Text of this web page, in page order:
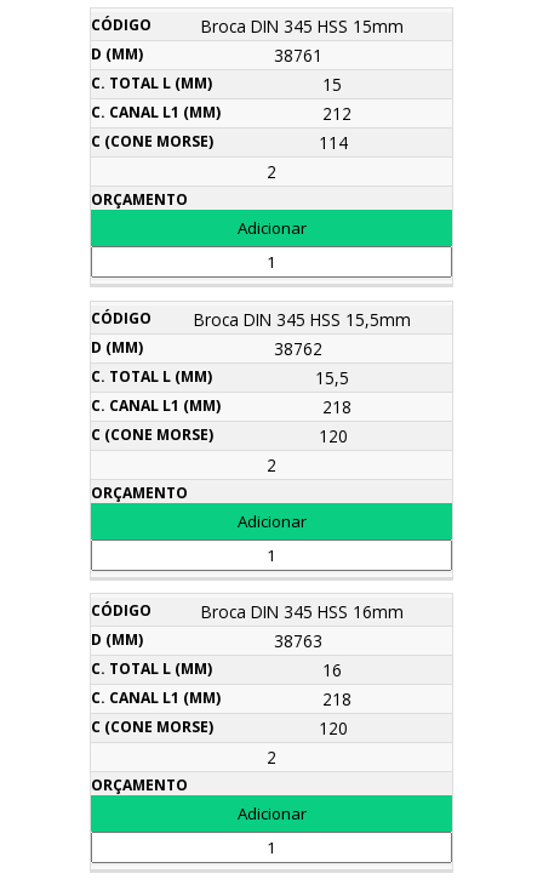
Broca DIN 345 HSS 15mm
38761
15
212
114
2
Broca DIN 345 HSS 15,5mm
38762
15,5
218
120
2
Broca DIN 345 HSS 16mm
38763
16
218
120
2